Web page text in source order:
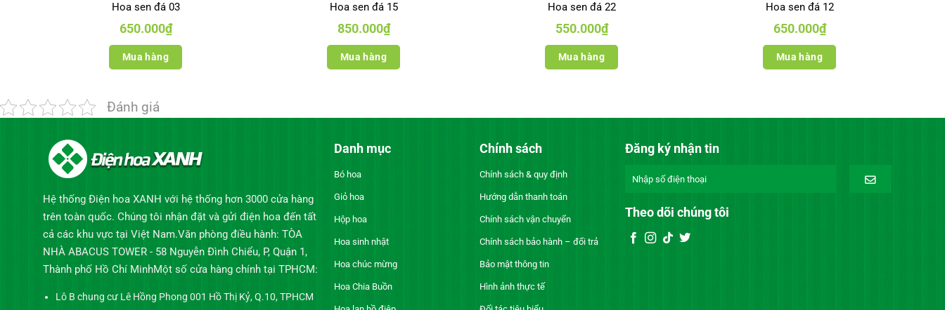
Hoa sen đá 03
650.000₫
Mua hàng
Hoa sen đá 15
850.000₫
Mua hàng
Hoa sen đá 22
550.000₫
Mua hàng
Hoa sen đá 12
650.000₫
Mua hàng
Đánh giá
Hệ thống Điện hoa XANH với hệ thống hơn 3000 cửa hàng
trên toàn quốc. Chúng tôi nhận đặt và gửi điện hoa đến tất
cả các khu vực tại Việt Nam.Văn phòng điều hành: TÒA
NHÀ ABACUS TOWER - 58 Nguyễn Đình Chiểu, P, Quận 1,
Thành phố Hồ Chí MinhMột số cửa hàng chính tại TPHCM:
Lô B chung cư Lê Hồng Phong 001 Hồ Thị Kỷ, Q.10, TPHCM
Danh mục
Bó hoa
Giỏ hoa
Hộp hoa
Hoa sinh nhật
Hoa chúc mừng
Hoa Chia Buồn
Chính sách
Chính sách & quy định
Hướng dẫn thanh toán
Chính sách vận chuyển
Chính sách bảo hành – đổi trả
Bảo mật thông tin
Hình ảnh thực tế
Đăng ký nhận tin
Theo dõi chúng tôi